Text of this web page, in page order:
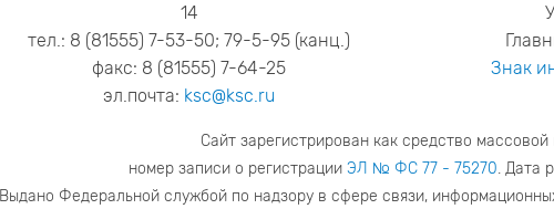
14
тел.: 8 (81555) 7-53-50; 79-5-95 (канц.)
факс: 8 (81555) 7-64-25
эл.почта: ksc@ksc.ru
Знак
Сайт зарегистрирован как средство
номер записи о регистрации ЭЛ № ФС 77 - 75270. Дата
Выдано Федеральной службой по надзору в сфере связи,